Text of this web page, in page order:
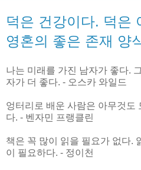
덕은 건강이다. 덕은
영혼의 좋은 존재 양
나는 미래를 가진 남자가 좋다.
자가 더 좋다. - 오스카 와일드
엉터리로 배운 사람은 아무것도
다. - 벤자민 프랭클린
책은 꼭 많이 읽을 필요가 없다.
이 필요하다. - 정이천